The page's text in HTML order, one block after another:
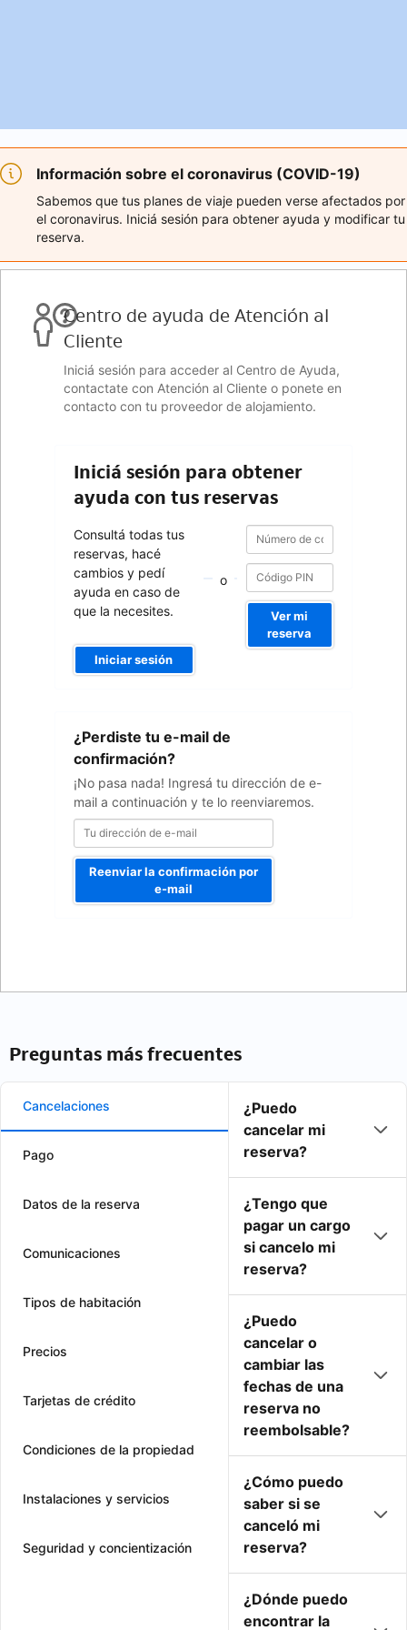
Información sobre el coronavirus (COVID-19)
Sabemos que tus planes de viaje pueden verse afectados por
el coronavirus. Iniciá sesión para obtener ayuda y modificar tu
reserva.
Centro de ayuda de Atención al
Cliente
Iniciá sesión para acceder al Centro de Ayuda,
contactate con Atención al Cliente o ponete en
contacto con tu proveedor de alojamiento.
Iniciá sesión para obtener
ayuda con tus reservas
Consultá todas tus
reservas, hacé
cambios y pedí
ayuda en caso de
que la necesites.
Iniciar sesión
o
Número
de
confirmación
Número
confirmación
Ver mi
reserva
¿Perdiste tu e-mail de
confirmación?
¡No pasa nada! Ingresá tu dirección de e-
mail a continuación y te lo reenviaremos.
dirección
Reenviar la confirmación por
e-mail
Preguntas más frecuentes
Cancelaciones
Pago
Datos de la reserva
Comunicaciones
Tipos de habitación
Precios
Tarjetas de crédito
Condiciones de la propiedad
Instalaciones y servicios
Seguridad y concientización
¿Puedo
cancelar mi
reserva?
¿Tengo que
pagar un cargo
si cancelo mi
reserva?
¿Puedo
cancelar o
cambiar las
fechas de una
reserva no
reembolsable?
¿Cómo puedo
saber si se
canceló mi
reserva?
¿Dónde puedo
encontrar la